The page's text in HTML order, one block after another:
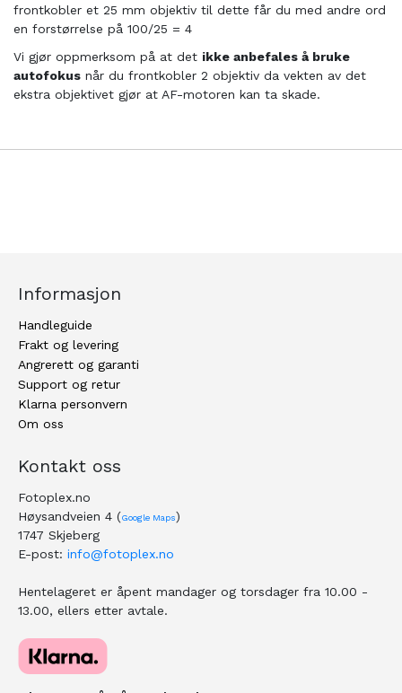
frontkobler et 25 mm objektiv til dette får du med andre ord
en forstørrelse på 100/25 = 4
Vi gjør oppmerksom på at det ikke anbefales å bruke
autofokus når du frontkobler 2 objektiv da vekten av det
ekstra objektivet gjør at AF-motoren kan ta skade.
Informasjon
Handleguide
Frakt og levering
Angrerett og garanti
Support og retur
Klarna personvern
Om oss
Kontakt oss
Fotoplex.no
Høysandveien 4 (Google Maps)
1747 Skjeberg
E-post: info@fotoplex.no
Hentelageret er åpent mandager og torsdager fra 10.00 -
13.00, ellers etter avtale.